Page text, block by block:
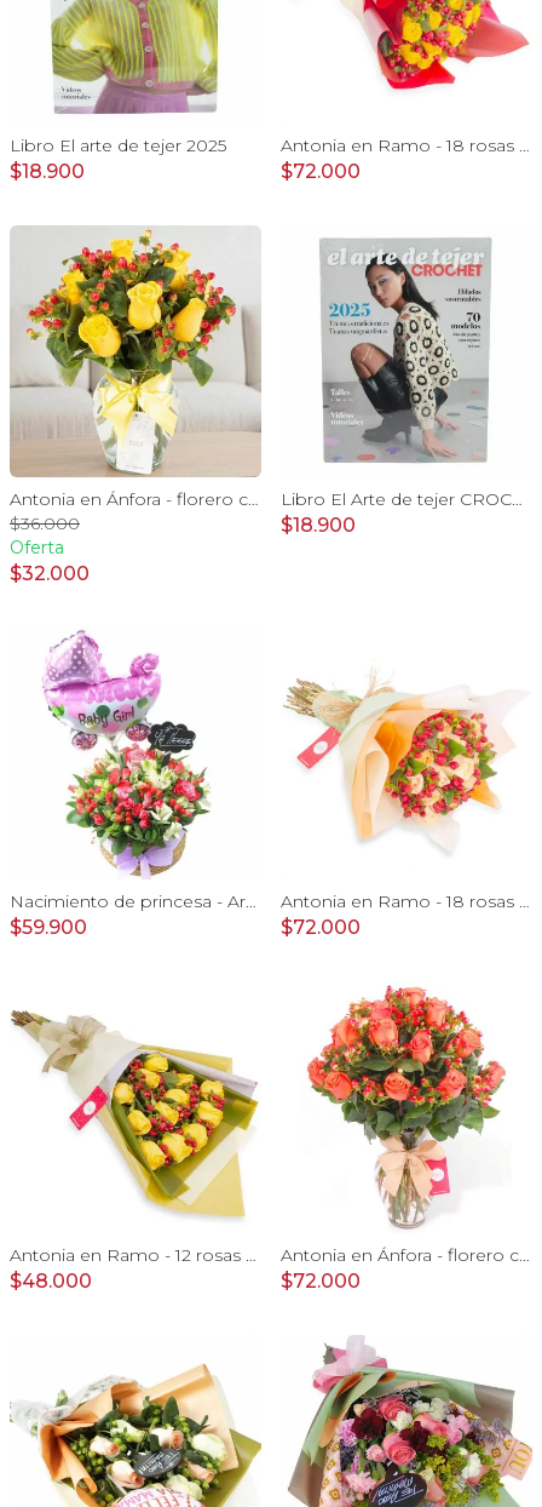
Libro El arte de tejer 2025
$18.900
Antonia en Ramo - 18 rosas ecuatorianas amarillo e hypericum
$72.000
Antonia en Ánfora - florero con 9 rosas amarillo e hypericum
$36.000
Oferta
$32.000
Libro El Arte de tejer CROCHET 2025
$18.900
Nacimiento de princesa - Arreglo floral para nacimiento de niña en canasto con globo y pizarra
$59.900
Antonia en Ramo - 18 rosas ecuatorianas damasco e hypericum
$72.000
Antonia en Ramo - 12 rosas ecuatorianas amarillo e hypericum
$48.000
Antonia en Ánfora - florero con 18 rosas naranjo e hypericum
$72.000